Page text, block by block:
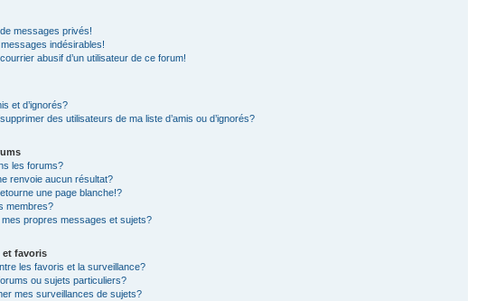
messages privés!
indésirables!
abusif d’un utilisateur de ce forum!
et d’ignorés?
des utilisateurs de ma liste d’amis ou d’ignorés?
les forums?
renvoie aucun résultat?
une page blanche!?
membres?
propres messages et sujets?
et favoris
les favoris et la surveillance?
ou sujets particuliers?
mes surveillances de sujets?